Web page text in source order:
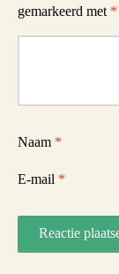
gemarkeerd met *
Naam *
E-mail *